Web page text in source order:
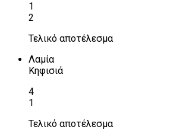
1
2
Τελικό αποτέλεσμα
Λαμία
Κηφισιά
4
1
Τελικό αποτέλεσμα